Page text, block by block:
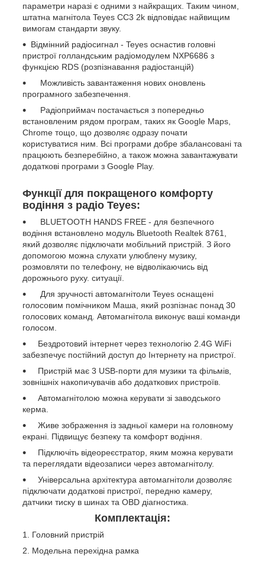
параметри наразі є одними з найкращих. Таким чином,
штатна магнітола Teyes CC3 2k відповідає найвищим
вимогам стандарти звуку.
Відмінний радіосигнал - Teyes оснастив головні
пристрої голландським радіомодулем NXP6686 з
функцією RDS (розпізнавання радіостанцій)
Можливість завантаження нових оновлень
програмного забезпечення.
Радіоприймач постачається з попередньо
встановленим рядом програм, таких як Google Maps,
Chrome тощо, що дозволяє одразу почати
користуватися ним. Всі програми добре збалансовані та
працюють безперебійно, а також можна завантажувати
додаткові програми з Google Play.
Функції для покращеного комфорту
водіння з радіо Teyes:
BLUETOOTH HANDS FREE - для безпечного
водіння встановлено модуль Bluetooth Realtek 8761,
який дозволяє підключати мобільний пристрій. З його
допомогою можна слухати улюблену музику,
розмовляти по телефону, не відволікаючись від
дорожнього руху. ситуації.
Для зручності автомагнітоли Teyes оснащені
голосовим помічником Маша, який розпізнає понад 30
голосових команд. Автомагнітола виконує ваші команди
голосом.
Бездротовий інтернет через технологію 2.4G WiFi
забезпечує постійний доступ до Інтернету на пристрої.
Пристрій має 3 USB-порти для музики та фільмів,
зовнішніх накопичувачів або додаткових пристроїв.
Автомагнітолою можна керувати зі заводського
керма.
Живе зображення із задньої камери на головному
екрані. Підвищує безпеку та комфорт водіння.
Підключіть відеореєстратор, яким можна керувати
та переглядати відеозаписи через автомагнітолу.
Універсальна архітектура автомагнітоли дозволяє
підключати додаткові пристрої, передню камеру,
датчики тиску в шинах та OBD діагностика.
Комплектація:
Головний пристрій
Модельна перехідна рамка